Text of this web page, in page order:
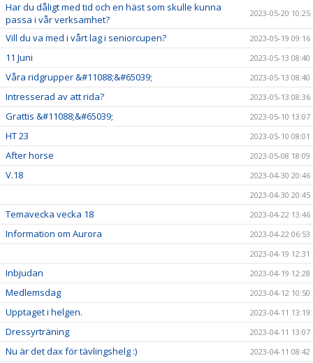
Har du dåligt med tid och en häst som skulle kunna
passa i vår verksamhet?
2023-05-20 10:25
Vill du va med i vårt lag i seniorcupen? 2023-05-19 09:16
11 Juni 2023-05-13 08:40
Våra ridgrupper &#11088;&#65039; 2023-05-13 08:40
Intresserad av att rida? 2023-05-13 08:36
Grattis &#11088;&#65039; 2023-05-10 13:07
HT 23 2023-05-10 08:01
After horse 2023-05-08 18:09
V.18
2023-04-30 20:46
2023-04-30 20:45
Temavecka vecka 18 2023-04-22 13:46
Information om Aurora
2023-04-22 06:53
2023-04-19 12:31
Inbjudan 2023-04-19 12:28
Medlemsdag 2023-04-12 10:50
Upptaget i helgen. 2023-04-11 13:19
Dressyrträning 2023-04-11 13:07
Nu är det dax för tävlingshelg :) 2023-04-11 08:42